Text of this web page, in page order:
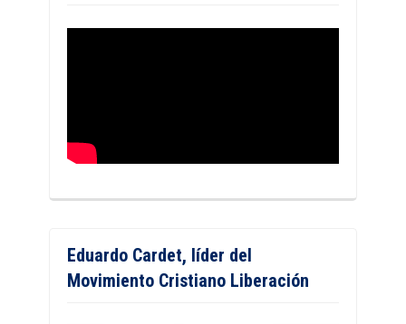
Eduardo Cardet, líder del
Movimiento Cristiano Liberación